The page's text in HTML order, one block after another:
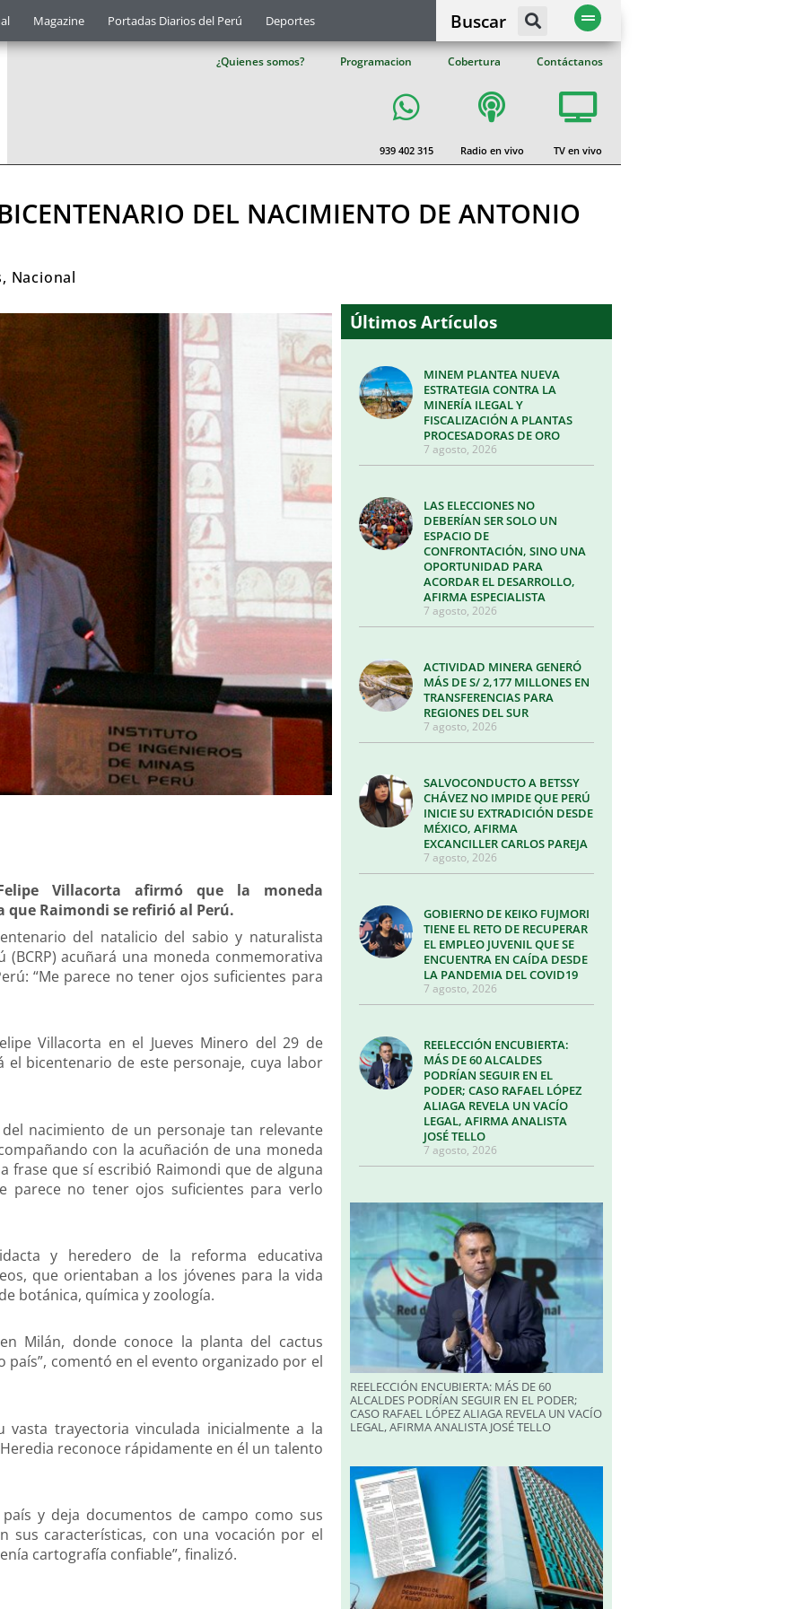
Magazine Portadas Diarios del Perú Deportes Buscar
¿Quienes somos? Programacion Cobertura Contáctanos
939 402 315 Radio en vivo TV en vivo
DEL NACIMIENTO DE ANTONIO
, Nacional
Villacorta afirmó que la moneda
Raimondi se refirió al Perú.
del natalicio del sabio y naturalista
acuñará una moneda conmemorativa
“Me parece no tener ojos suficientes para
Villacorta en el Jueves Minero del 29 de
bicentenario de este personaje, cuya labor
nacimiento de un personaje tan relevante
con la acuñación de una moneda
frase que sí escribió Raimondi que de alguna
parece no tener ojos suficientes para verlo
y heredero de la reforma educativa
que orientaban a los jóvenes para la vida
botánica, química y zoología.
Milán, donde conoce la planta del cactus
comentó en el evento organizado por el
trayectoria vinculada inicialmente a la
reconoce rápidamente en él un talento
y deja documentos de campo como sus
sus características, con una vocación por el
cartografía confiable”, finalizó.
Últimos Artículos
MINEM PLANTEA NUEVA
ESTRATEGIA CONTRA LA
MINERÍA ILEGAL Y
FISCALIZACIÓN A PLANTAS
PROCESADORAS DE ORO
7 agosto, 2026
LAS ELECCIONES NO
DEBERÍAN SER SOLO UN
ESPACIO DE
CONFRONTACIÓN, SINO UNA
OPORTUNIDAD PARA
ACORDAR EL DESARROLLO,
AFIRMA ESPECIALISTA
7 agosto, 2026
ACTIVIDAD MINERA GENERÓ
MÁS DE S/ 2,177 MILLONES EN
TRANSFERENCIAS PARA
REGIONES DEL SUR
7 agosto, 2026
SALVOCONDUCTO A BETSSY
CHÁVEZ NO IMPIDE QUE PERÚ
INICIE SU EXTRADICIÓN DESDE
MÉXICO, AFIRMA
EXCANCILLER CARLOS PAREJA
7 agosto, 2026
GOBIERNO DE KEIKO FUJMORI
TIENE EL RETO DE RECUPERAR
EL EMPLEO JUVENIL QUE SE
ENCUENTRA EN CAÍDA DESDE
LA PANDEMIA DEL COVID19
7 agosto, 2026
REELECCIÓN ENCUBIERTA:
MÁS DE 60 ALCALDES
PODRÍAN SEGUIR EN EL
PODER; CASO RAFAEL LÓPEZ
ALIAGA REVELA UN VACÍO
LEGAL, AFIRMA ANALISTA
JOSÉ TELLO
7 agosto, 2026
REELECCIÓN ENCUBIERTA: MÁS DE 60
ALCALDES PODRÍAN SEGUIR EN EL PODER;
CASO RAFAEL LÓPEZ ALIAGA REVELA UN VACÍO
LEGAL, AFIRMA ANALISTA JOSÉ TELLO